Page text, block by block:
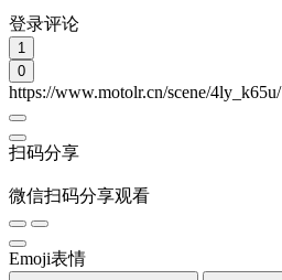
登录评论
1
0
https://www.motolr.cn/scene/4ly_k65u/
扫码分享
微信扫码分享观看
Emoji表情